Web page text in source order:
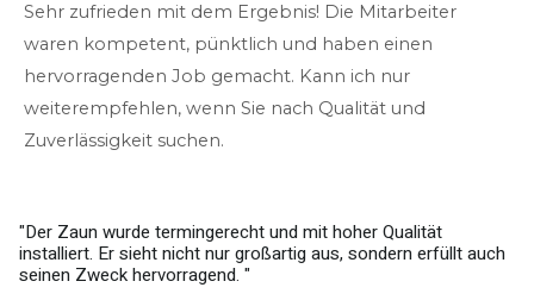
Sehr zufrieden mit dem Ergebnis! Die Mitarbeiter
waren kompetent, pünktlich und haben einen
hervorragenden Job gemacht. Kann ich nur
weiterempfehlen, wenn Sie nach Qualität und
Zuverlässigkeit suchen.
"Der Zaun wurde termingerecht und mit hoher Qualität
installiert. Er sieht nicht nur großartig aus, sondern erfüllt auch
seinen Zweck hervorragend. "